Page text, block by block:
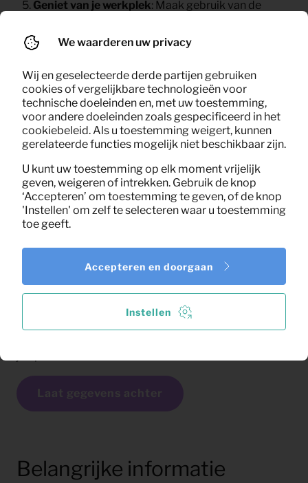
Geniet van je werkplek: Maak gebruik van de
Einde huurperiode: Wanneer je de bureaustoel niet
meer nodig hebt, halen wij deze weer op.
Wat kost een bureaustoel
huren?
De kosten voor het huren van bureaustoel is
afhankelijk van het aantal producten die je nog meer
huurt en duur dat de producten worden gehuurd. In het
geval van een bureaustoel huren, heb je nog meer
producten nodig om eerst aan het minimum order
bedrag van €250 te komen. Daarna geldt: hoe langer
kantoormeubilair
nodig? We helpen je graag
verder met de inrichting. Laat je gegevens en wensen
Laat gegevens achter
Belangrijke informatie
We waarderen uw privacy
Wij en geselecteerde derde partijen gebruiken
cookies of vergelijkbare technologieën voor
technische doeleinden en, met uw toestemming,
voor andere doeleinden zoals gespecificeerd in het
cookiebeleid. Als u toestemming weigert, kunnen
gerelateerde functies mogelijk niet beschikbaar zijn.
U kunt uw toestemming op elk moment vrijelijk
geven, weigeren of intrekken. Gebruik de knop
‘Accepteren’ om toestemming te geven, of de knop
'Instellen' om zelf te selecteren waar u toestemming
toe geeft.
Instellen
Accepteren en doorgaan